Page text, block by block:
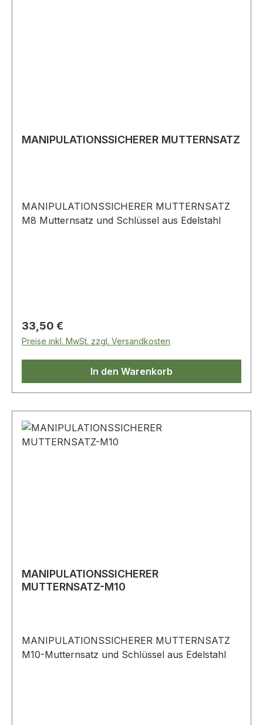
MANIPULATIONSSICHERER MUTTERNSATZ
MANIPULATIONSSICHERER MUTTERNSATZ
M8 Mutternsatz und Schlüssel aus Edelstahl
Regulärer Preis:
33,50 €
Preise inkl. MwSt. zzgl. Versandkosten
In den Warenkorb
MANIPULATIONSSICHERER
MUTTERNSATZ-M10
MANIPULATIONSSICHERER MUTTERNSATZ
M10-Mutternsatz und Schlüssel aus Edelstahl